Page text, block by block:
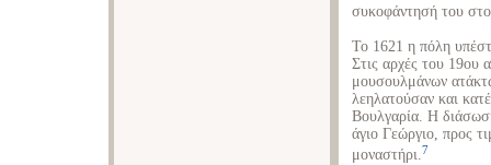
συκοφάντησή του
Το 1621 η πόλη
Στις αρχές του 19ου
μουσουλμάνων
λεηλατούσαν και
Βουλγαρία. Η
άγιο Γεώργιο, προς
μοναστήρι.7